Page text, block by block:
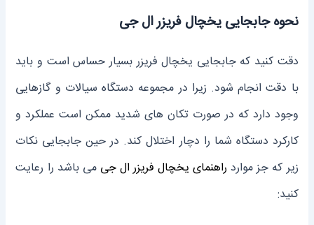
نحوه جابجایی یخچال فریزر ال جی
دقت کنید که جابجایی یخچال فریزر بسیار حساس است و باید
با دقت انجام شود. زیرا در مجموعه دستگاه سیالات و گازهایی
وجود دارد که در صورت تکان های شدید ممکن است عملکرد و
کارکرد دستگاه شما را دچار اختلال کند. در حین جابجایی نکات
زیر که جز موارد راهنمای یخچال فریزر ال جی می باشد را رعایت
کنید: